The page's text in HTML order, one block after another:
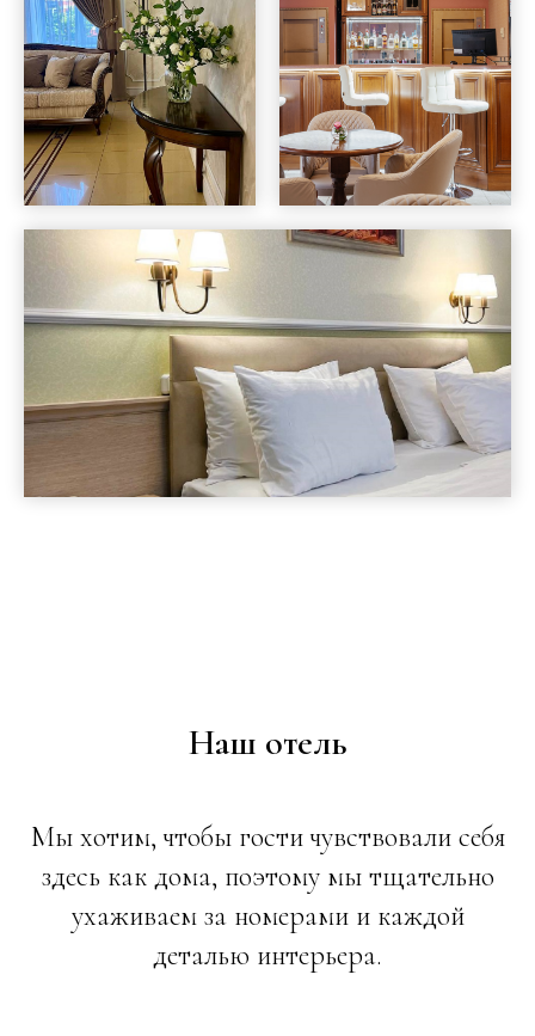
Наш отель
Мы хотим, чтобы гости чувствовали себя
здесь как дома, поэтому мы тщательно
ухаживаем за номерами и каждой
деталью интерьера.